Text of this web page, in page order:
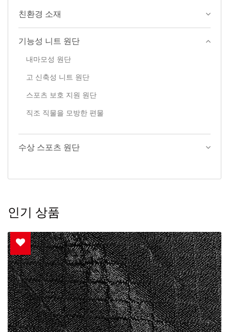
친환경 소재
기능성 니트 원단
내마모성 원단
고 신축성 니트 원단
스포츠 보호 지원 원단
직조 직물을 모방한 편물
수상 스포츠 원단
인기 상품